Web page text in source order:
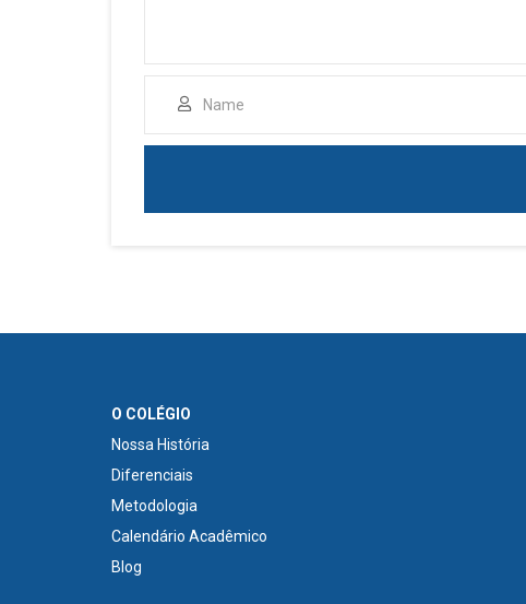
O COLÉGIO
Nossa História
Diferenciais
Metodologia
Calendário Acadêmico
Blog